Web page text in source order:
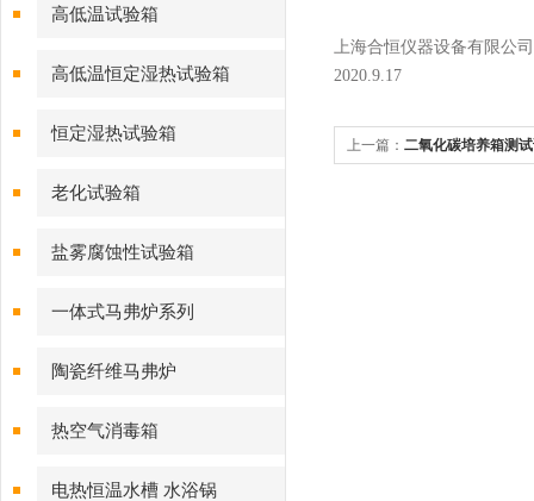
高低温试验箱
高低温恒定湿热试验箱
恒定湿热试验箱
老化试验箱
盐雾腐蚀性试验箱
一体式马弗炉系列
陶瓷纤维马弗炉
热空气消毒箱
电热恒温水槽 水浴锅
上海合恒仪器设备有限公司
2020.9.17
上一篇： 二氧化碳培养箱测